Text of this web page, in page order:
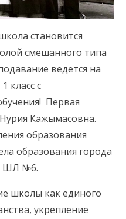
становится
смешанного типа
ведется на
класс с
Первая
Кажымасовна.
образования
образования города
ШЛ №6.
школы как единого
укрепление